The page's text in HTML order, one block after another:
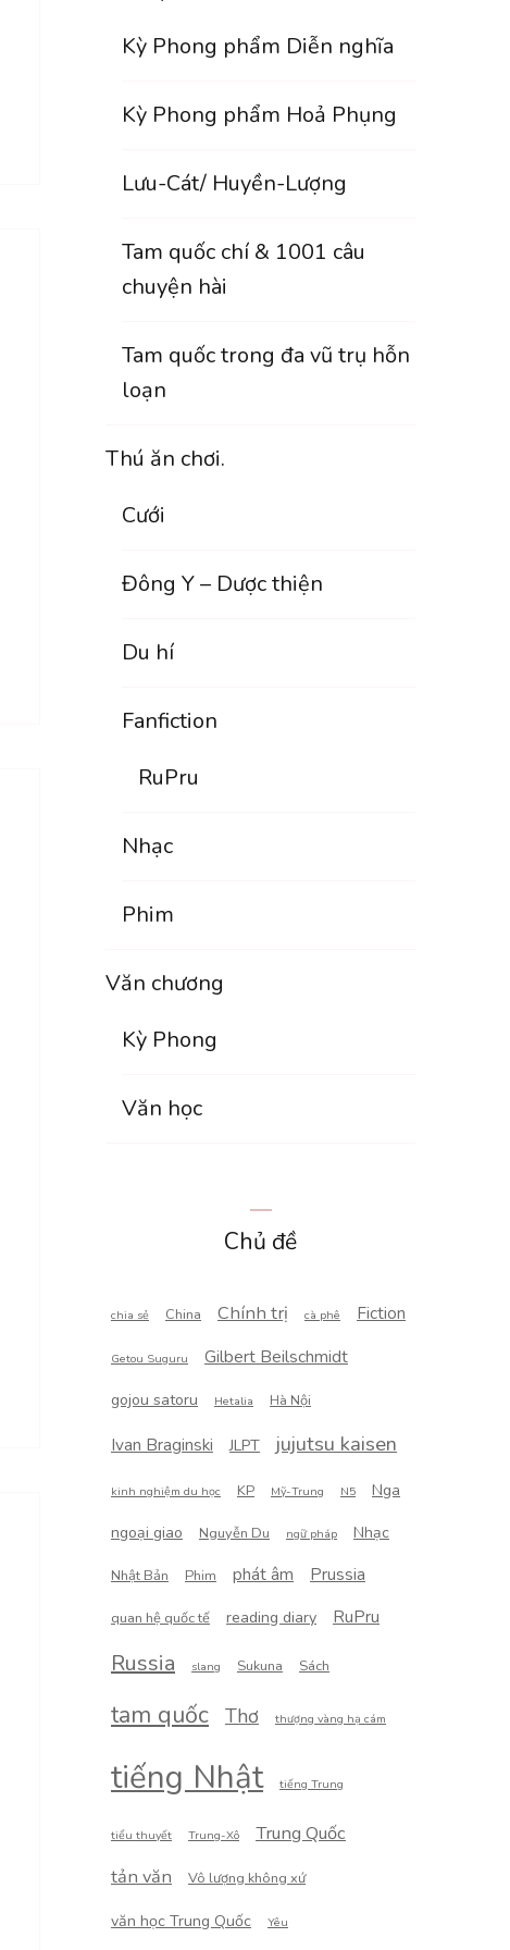
Kỳ Phong phẩm Diễn nghĩa
Kỳ Phong phẩm Hoả Phụng
Lưu-Cát/ Huyền-Lượng
Tam quốc chí & 1001 câu
chuyện hài
Tam quốc trong đa vũ trụ hỗn
loạn
Thú ăn chơi.
Cưới
Đông Y – Dược thiện
Du hí
Fanfiction
RuPru
Nhạc
Phim
Văn chương
Kỳ Phong
Văn học
Chủ đề
chia sẻ China Chính trị cà phê Fiction
Getou Suguru Gilbert Beilschmidt
gojou satoru Hetalia Hà Nội
Ivan Braginski JLPT jujutsu kaisen
kinh nghiệm du học KP Mỹ-Trung N5 Nga
ngoại giao Nguyễn Du ngữ pháp Nhạc
Nhật Bản Phim phát âm Prussia
quan hệ quốc tế reading diary RuPru
Russia slang Sukuna Sách
tam quốc Thơ thượng vàng hạ cám
tiếng Nhật tiếng Trung
tiểu thuyết Trung-Xô
Trung Quốc
tản văn
Vô lượng không xứ
văn học Trung Quốc Yêu